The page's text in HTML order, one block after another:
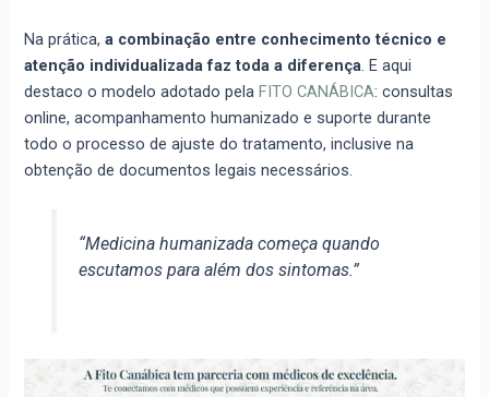
Na prática,a combinação entre conhecimento técnico e
atenção individualizada faz toda a diferença . E aqui
destaco o modelo adotado pelaFITO CANÁBICA: consultas
online, acompanhamento humanizado e suporte durante
todo o processo de ajuste do tratamento, inclusive na
obtenção de documentos legais necessários.
“Medicina humanizada começa quando
escutamos para além dos sintomas.”